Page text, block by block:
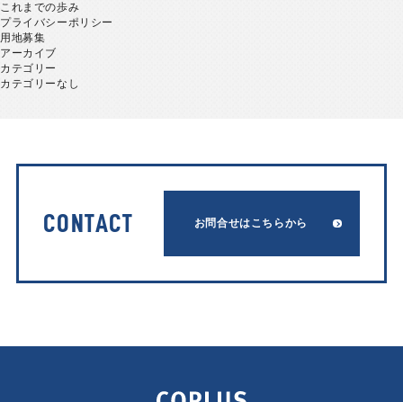
これまでの歩み
プライバシーポリシー
用地募集
アーカイブ
カテゴリー
カテゴリーなし
CONTACT お問合せはこちらから